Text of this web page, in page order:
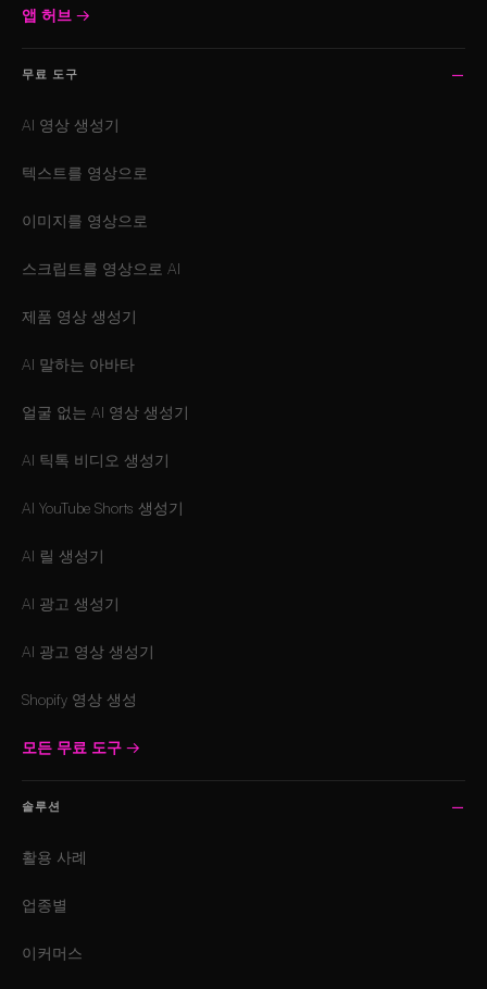
앱 허브 →
무료 도구
AI 영상 생성기
텍스트를 영상으로
이미지를 영상으로
스크립트를 영상으로 AI
제품 영상 생성기
AI 말하는 아바타
얼굴 없는 AI 영상 생성기
AI 틱톡 비디오 생성기
AI YouTube Shorts 생성기
AI 릴 생성기
AI 광고 생성기
AI 광고 영상 생성기
Shopify 영상 생성
모든 무료 도구 →
솔루션
활용 사례
업종별
이커머스